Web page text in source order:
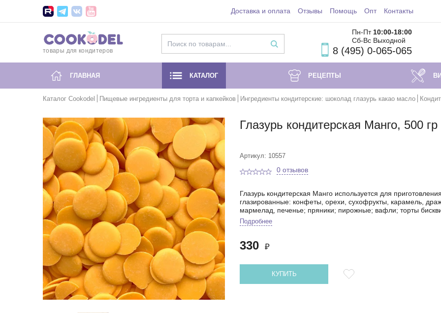
Доставка и оплата Отзывы Помощь Опт Контакты
товары для кондитеров
Пн-Пт 10:00-18:00
Сб-Вс Выходной
8 (495) 0-065-065
ГЛАВНАЯ КАТАЛОГ РЕЦЕПТЫ
Каталог Cookodel Пищевые ингредиенты для торта и капкейков Ингредиенты кондитерские: шоколад глазурь какао масло
Глазурь кондитерская Манго, 500 гр
Артикул: 10557
0 отзывов
Глазурь кондитерская Манго используется для
глазированные: конфеты, орехи, сухофрукты, карамель,
мармелад, печенье; пряники; пирожные; вафли; торты
Подробнее
330 ₽
КУПИТЬ